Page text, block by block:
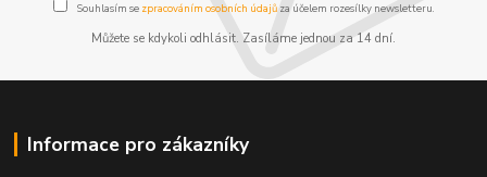
Souhlasím se zpracováním osobních údajůza účelem rozesílky newsletteru.
Můžete se kdykoli odhlásit. Zasíláme jednou za 14 dní.
Informace pro zákazníky